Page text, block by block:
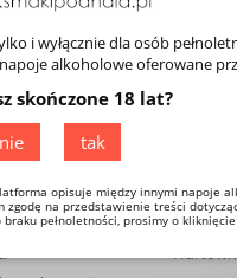
i wyłącznie dla osób
alkoholowe oferowane
skończone 18 lat?
nie
tak
opisuje między innymi napoje
zgodę na przedstawienie treści
pełnoletności, prosimy o